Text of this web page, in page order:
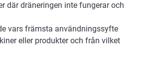
där dräneringen inte fungerar och
vars främsta användningssyfte
eller produkter och från vilket